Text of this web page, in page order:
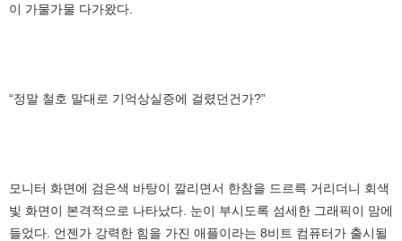
이 가물가물 다가왔다.
“정말 철호 말대로 기억상실증에 걸렸던건가?”
모니터 화면에 검은색 바탕이 깔리면서 한참을 드르륵 거리더니 회색
빛 화면이 본격적으로 나타났다. 눈이 부시도록 섬세한 그래픽이 맘에
들었다. 언젠가 강력한 힘을 가진 애플이라는 8비트 컴퓨터가 출시될